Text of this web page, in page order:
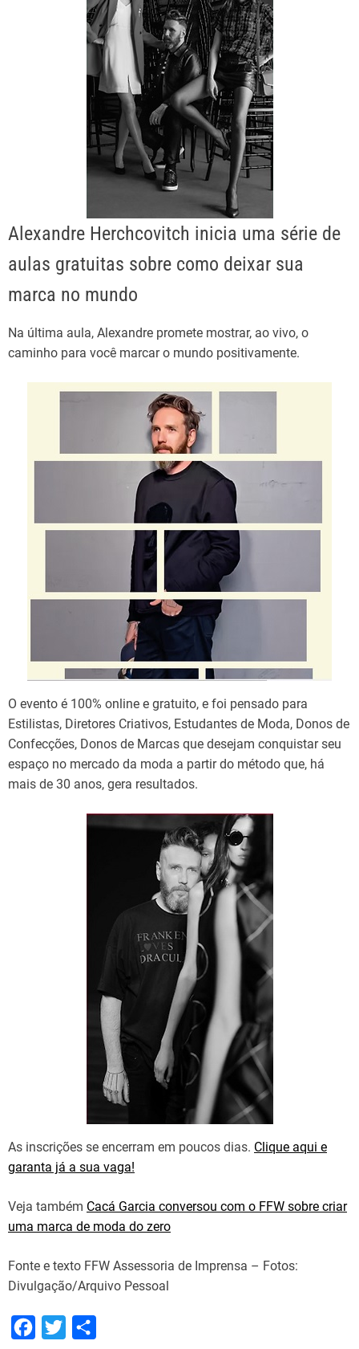
Alexandre Herchcovitch inicia uma série de
aulas gratuitas sobre como deixar sua
marca no mundo
Na última aula, Alexandre promete mostrar, ao vivo, o
caminho para você marcar o mundo positivamente.
O evento é 100% online e gratuito, e foi pensado para
Estilistas, Diretores Criativos, Estudantes de Moda, Donos de
Confecções, Donos de Marcas que desejam conquistar seu
espaço no mercado da moda a partir do método que, há
mais de 30 anos, gera resultados.
As inscrições se encerram em poucos dias. Clique aqui e
garanta já a sua vaga!
Veja também Cacá Garcia conversou com o FFW sobre criar
uma marca de moda do zero
Fonte e texto FFW Assessoria de Imprensa – Fotos:
Divulgação/Arquivo Pessoal